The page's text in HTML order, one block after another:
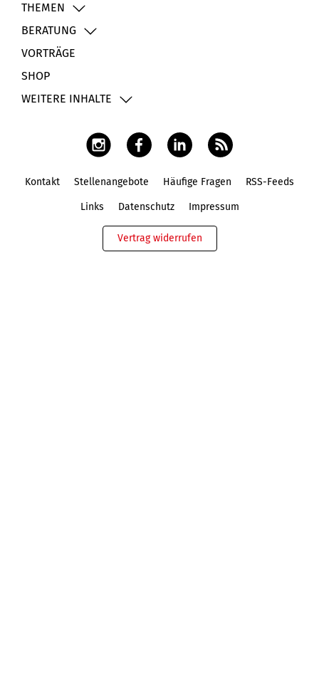
THEMEN
BERATUNG
VORTRÄGE
SHOP
WEITERE INHALTE
Kontakt Stellenangebote Häufige Fragen RSS-Feeds
Links Datenschutz Impressum
Vertrag widerrufen